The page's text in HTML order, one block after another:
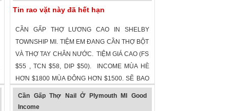
Tin rao vặt này đã hết hạn
CẦN GẤP THỢ LƯƠNG CAO IN SHELBY
TOWNSHIP MI. TIỆM EM ĐANG CẦN THỢ BỘT
VÀ THỢ TAY CHÂN NƯỚC. TIỆM GIÁ CAO (FS
$55 , TCN $58, DIP $50). INCOME MÙA HÈ
HƠN $1800 MÙA ĐÔNG HƠN $1500. SẼ BAO
Shelby Township
Cần Gấp Thợ Nail Ở Plymouth MI Good
Income